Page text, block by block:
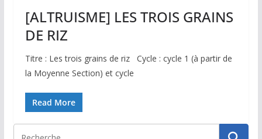
[ALTRUISME] LES TROIS GRAINS
DE RIZ
Titre : Les trois grains de riz Cycle : cycle 1 (à partir de
la Moyenne Section) et cycle
Read More